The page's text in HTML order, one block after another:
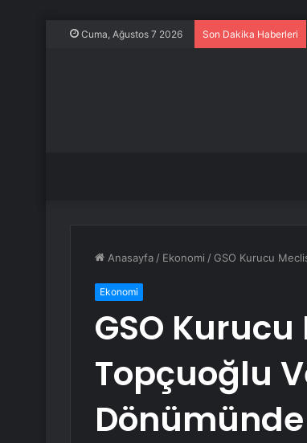
Cuma, Ağustos 7 2026 Son Dakika Haberleri
Anasayfa / Ekonomi / GSO Kurucu
Ekonomi
GSO
Topçuoğlu
Dönümünde